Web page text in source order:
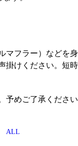
マフラー）などを
掛けください。短
予めご了承くださ
ALL